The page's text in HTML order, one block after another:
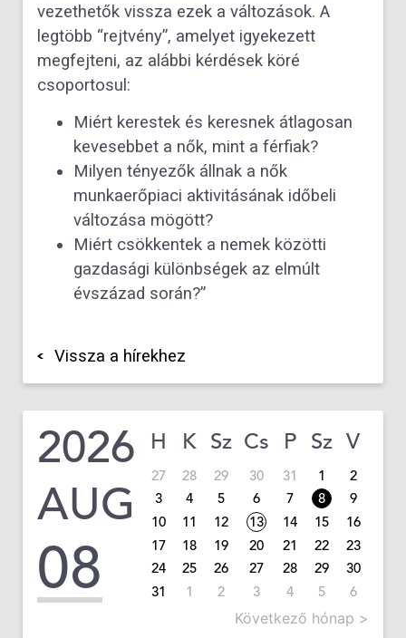
vezethetők vissza ezek a változások. A
legtöbb “rejtvény”, amelyet igyekezett
megfejteni, az alábbi kérdések köré
csoportosul:
Miért kerestek és keresnek átlagosan
kevesebbet a nők, mint a férfiak?
Milyen tényezők állnak a nők
munkaerőpiaci aktivitásának időbeli
változása mögött?
Miért csökkentek a nemek közötti
gazdasági különbségek az elmúlt
évszázad során?”
Vissza a hírekhez
2026
AUG
08
H K Sz Cs P Sz V
27 28 29 30 31 1
2
3
4 5 6 7 8
9
10
11 12 13 14 15
16
17
18 19 20 21 22
23
24
25 26 27 28 29
30
31
1 2 3 4 5 6
Következő hónap >